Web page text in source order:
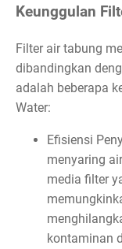
Keunggulan
Filter air tabung
dibandingkan
adalah beberapa
Water:
Efisiensi
menyaring
media filter
kontaminan